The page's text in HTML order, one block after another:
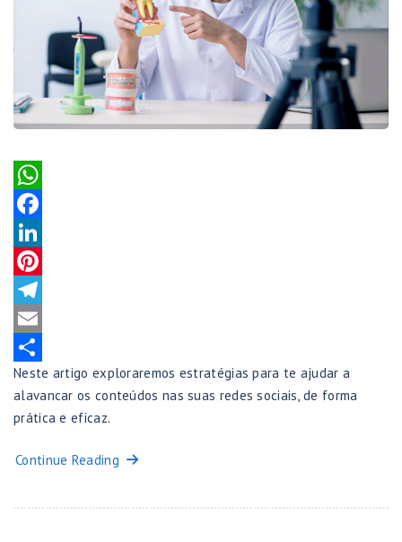
WhatsApp
Facebook
LinkedIn
Pinterest
Telegram
Email
Share
Neste artigo exploraremos estratégias para te ajudar a
alavancar os conteúdos nas suas redes sociais, de forma
prática e eficaz.
Continue Reading